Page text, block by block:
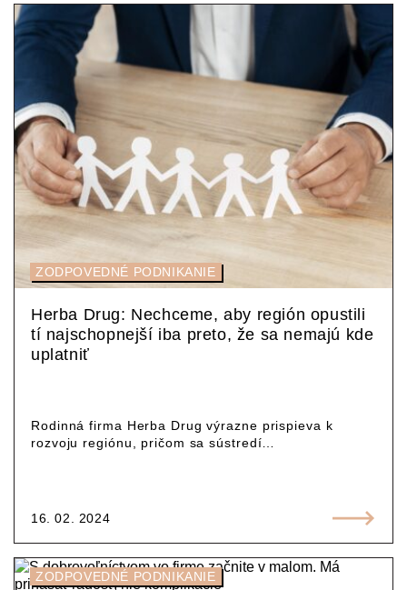
ZODPOVEDNÉ PODNIKANIE
Herba Drug: Nechceme, aby región opustili
tí najschopnejší iba preto, že sa nemajú kde
uplatniť
Rodinná firma Herba Drug výrazne prispieva k
rozvoju regiónu, pričom sa sústredí…
16. 02. 2024
ZODPOVEDNÉ PODNIKANIE